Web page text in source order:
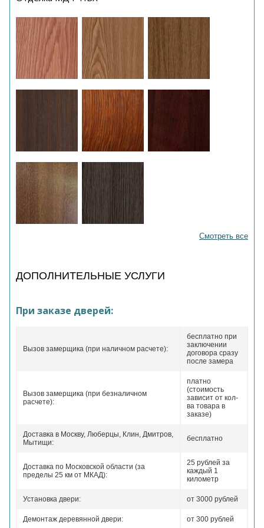
Смотреть все
ДОПОЛНИТЕЛЬНЫЕ УСЛУГИ
При заказе дверей:
Вызов замерщика (при наличном расчете):
бесплатно при
заключении
договора сразу
после замера
Вызов замерщика (при безналичном
расчете):
платно
(стоимость
зависит от кол-
ва товара в
заказе)
Доставка в Москву, Люберцы, Клин, Дмитров,
Мытищи:
бесплатно
Доставка по Московской области (за
пределы 25 км от МКАД):
25 рублей за
каждый 1
километр
Установка двери: от 3000 рублей
Демонтаж деревянной двери: от 300 рублей